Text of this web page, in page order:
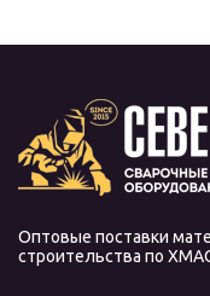
Оптовые поставки
строительства по